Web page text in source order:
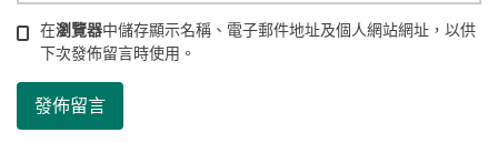
在瀏覽器中儲存顯示名稱、電子郵件地址及個人網站網址，以供
下次發佈留言時使用。